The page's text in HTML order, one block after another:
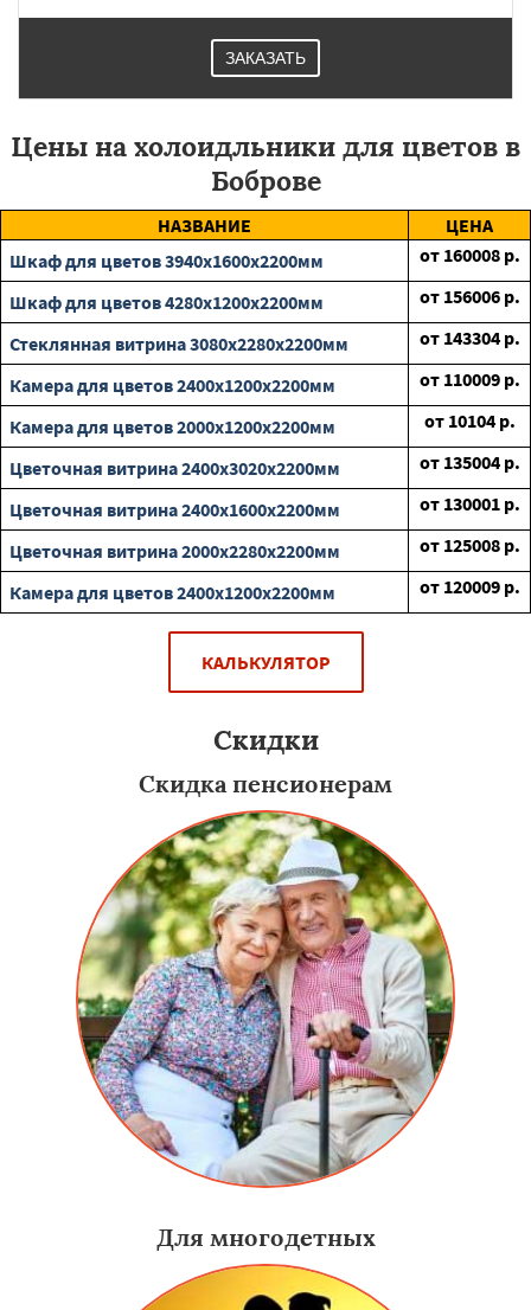
ЗАКАЗАТЬ
Цены на холоидльники для цветов в
Боброве
НАЗВАНИЕ
ЦЕНА
Шкаф для цветов 3940х1600х2200мм
от 160008 р.
Шкаф для цветов 4280х1200х2200мм
от 156006 р.
Стеклянная витрина 3080х2280х2200мм
от 143304 р.
Камера для цветов 2400х1200х2200мм
от 110009 р.
Камера для цветов 2000х1200х2200мм
от 10104 р.
Цветочная витрина 2400х3020х2200мм
от 135004 р.
Цветочная витрина 2400х1600х2200мм
от 130001 р.
Цветочная витрина 2000х2280х2200мм
от 125008 р.
Камера для цветов 2400х1200х2200мм
от 120009 р.
КАЛЬКУЛЯТОР
Скидки
Скидка пенсионерам
Для многодетных